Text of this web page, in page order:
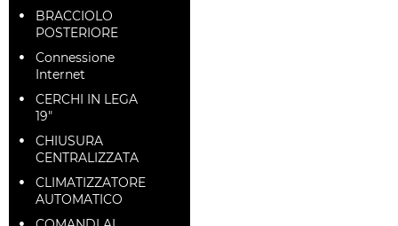
BRACCIOLO
POSTERIORE
Connessione
Internet
CERCHI IN LEGA
19"
CHIUSURA
CENTRALIZZATA
CLIMATIZZATORE
AUTOMATICO